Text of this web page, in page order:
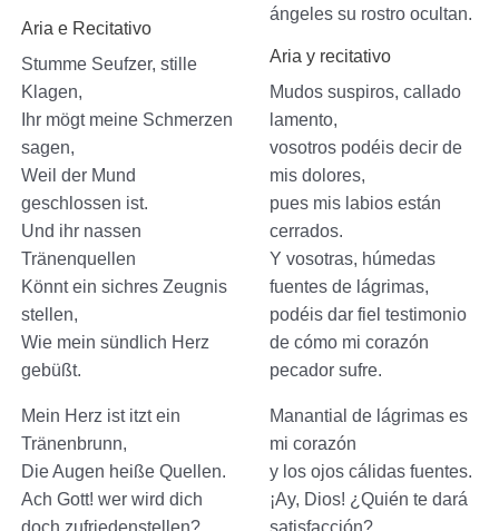
Aria e Recitativo
Stumme Seufzer, stille
Klagen,
Ihr mögt meine Schmerzen
sagen,
Weil der Mund
geschlossen ist.
Und ihr nassen
Tränenquellen
Könnt ein sichres Zeugnis
stellen,
Wie mein sündlich Herz
gebüßt.
Mein Herz ist itzt ein
Tränenbrunn,
Die Augen heiße Quellen.
Ach Gott! wer wird dich
ángeles su rostro ocultan.
Aria y recitativo
Mudos suspiros, callado
lamento,
vosotros podéis decir de
mis dolores,
pues mis labios están
cerrados.
Y vosotras, húmedas
fuentes de lágrimas,
podéis dar fiel testimonio
de cómo mi corazón
pecador sufre.
Manantial de lágrimas es
mi corazón
y los ojos cálidas fuentes.
¡Ay, Dios! ¿Quién te dará